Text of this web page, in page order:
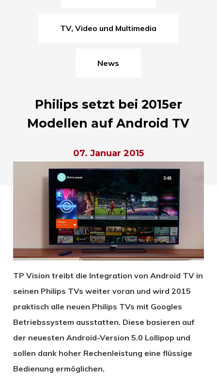
TV, Video und Multimedia
News
Philips setzt bei 2015er
Modellen auf Android TV
07. Januar 2015
TP Vision treibt die Integration von Android TV in
seinen Philips TVs weiter voran und wird 2015
praktisch alle neuen Philips TVs mit Googles
Betriebssystem ausstatten. Diese basieren auf
der neuesten Android-Version 5.0 Lollipop und
sollen dank hoher Rechenleistung eine flüssige
Bedienung ermöglichen.